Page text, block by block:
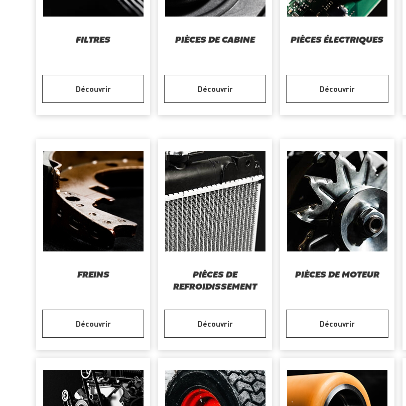
FILTRES
Découvrir
PIÈCES DE CABINE
Découvrir
PIÈCES ÉLECTRIQUES
Découvrir
FREINS
Découvrir
PIÈCES DE
REFROIDISSEMENT
Découvrir
PIÈCES DE MOTEUR
Découvrir